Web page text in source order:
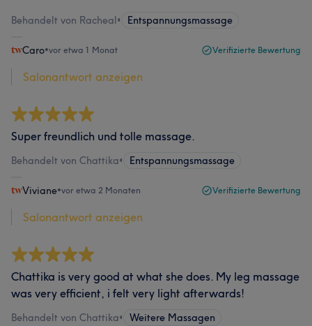
Behandelt von Racheal• Entspannungsmassage
Caro•vor etwa 1 Monat Verifizierte Bewertung
Salonantwort anzeigen
Super freundlich und tolle massage.
Behandelt von Chattika• Entspannungsmassage
Viviane•vor etwa 2 Monaten Verifizierte Bewertung
Salonantwort anzeigen
Chattika is very good at what she does. My leg massage
was very efficient, i felt very light afterwards!
Behandelt von Chattika• Weitere Massagen